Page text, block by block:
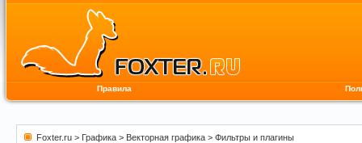
Правила
Foxter.ru > Графика > Векторная графика > Фильтры и плагины